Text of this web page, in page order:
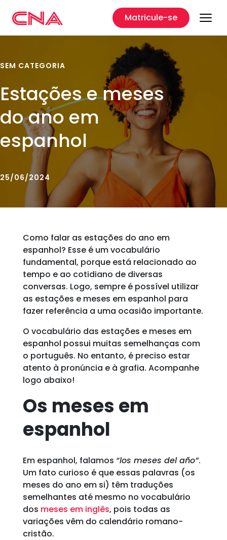
Matricule-se
SEM CATEGORIA
Estações e meses
do ano em
espanhol
25/06/2024
Como falar as estações do ano em
espanhol? Esse é um vocabulário
fundamental, porque está relacionado ao
tempo e ao cotidiano de diversas
conversas. Logo, sempre é possível utilizar
as estações e meses em espanhol para
fazer referência a uma ocasião importante.
O vocabulário das estações e meses em
espanhol possui muitas semelhanças com
o português. No entanto, é preciso estar
atento à pronúncia e à grafia. Acompanhe
logo abaixo!
Os meses em
espanhol
Em espanhol, falamos “los meses del año”.
Um fato curioso é que essas palavras (os
meses do ano em si) têm traduções
semelhantes até mesmo no vocabulário
dos meses em inglês, pois todas as
variações vêm do calendário romano-
cristão.